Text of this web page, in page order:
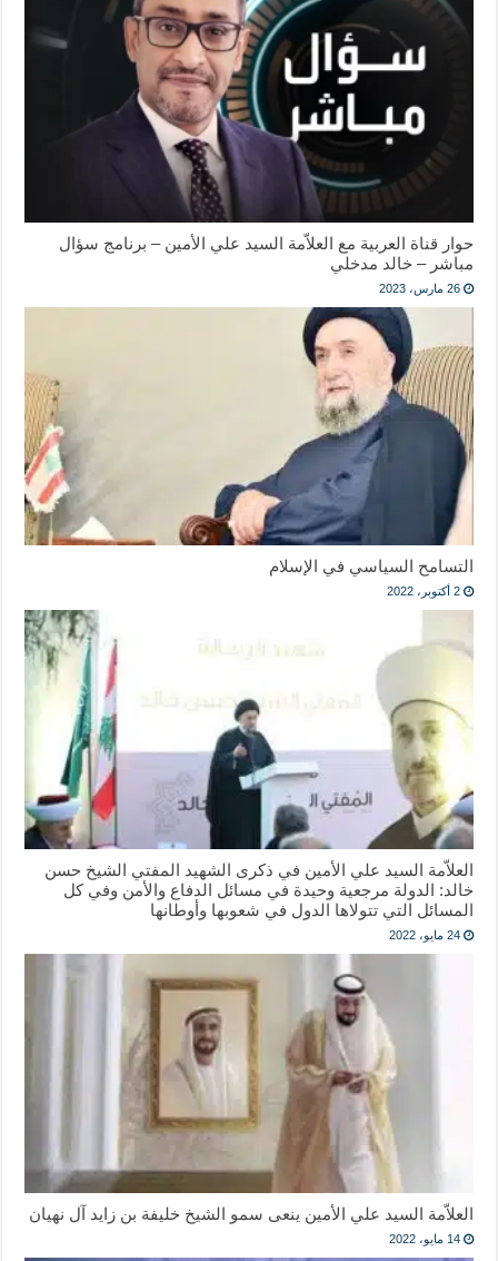
حوار قناة العربية مع العلاّمة السيد علي الأمين – برنامج سؤال
مباشر – خالد مدخلي
26 مارس، 2023
التسامح السياسي في الإسلام
2 أكتوبر، 2022
العلاّمة السيد علي الأمين في ذكرى الشهيد المفتي الشيخ حسن
خالد: الدولة مرجعية وحيدة في مسائل الدفاع والأمن وفي كل
المسائل التي تتولاها الدول في شعوبها وأوطانها
24 مايو، 2022
العلاّمة السيد علي الأمين ينعى سمو الشيخ خليفة بن زايد آل نهيان
14 مايو، 2022